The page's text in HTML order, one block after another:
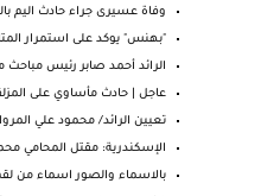
وفاة عسيرى جراء حادث اليم
"بهنس" يوكد على استمرار
الرائد أحمد صابر رئيس مباحث
عاجل | حادث مأساوي على
تعيين الرائد/ محمود علي
الإسكندرية: مقتل المحامي
بالاسماء والصور اسماء من